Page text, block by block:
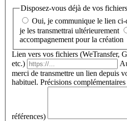
Disposez-vous déjà de vos
Oui, je communique le lien ci-
je les transmettrai ultérieurement
accompagnement pour la création
Lien vers vos fichiers (WeTransfer,
etc.)
merci de transmettre un lien depuis
habituel. Précisions
références)